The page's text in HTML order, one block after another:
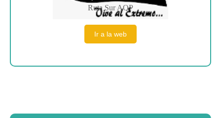
Ruta Sur AQP
Ir a la web